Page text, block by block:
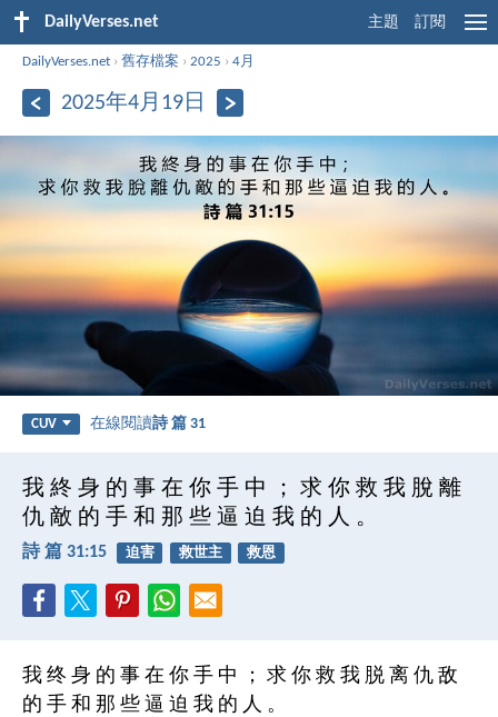
DailyVerses.net 主題 訂閱
DailyVerses.net ›舊存檔案 ›2025 ›4月
2025年4月19日
CUV 在線閱讀詩 篇 31
我 終 身 的 事 在 你 手 中 ； 求 你 救 我 脫 離
仇 敵 的 手 和 那 些 逼 迫 我 的 人 。
詩 篇 31:15 迫害 救世主 救恩
我 终 身 的 事 在 你 手 中 ； 求 你 救 我 脱 离 仇 敌
的 手 和 那 些 逼 迫 我 的 人 。